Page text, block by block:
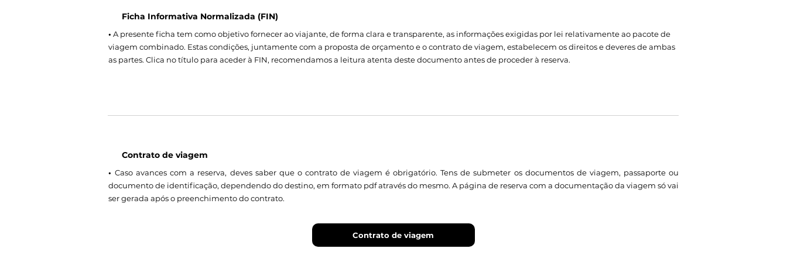
Ficha Informativa Normalizada (FIN)
• A presente ficha tem como objetivo fornecer ao viajante, de forma clara e transparente, as informações exigidas por lei relativamente ao pacote de
viagem combinado. Estas condições, juntamente com a proposta de orçamento e o contrato de viagem, estabelecem os direitos e deveres de ambas
as partes. Clica no título para aceder à FIN, recomendamos a leitura atenta deste documento antes de proceder à reserva.
Contrato de viagem
•Caso avances com a reserva, deves saber que o contrato de viagem é obrigatório. Tens de submeter os documentos de viagem, passaporte ou
documento de identificação, dependendo do destino, em formato pdf através do mesmo. A página de reserva com a documentação da viagem só vai
ser gerada após o preenchimento do contrato.
Contrato de viagem